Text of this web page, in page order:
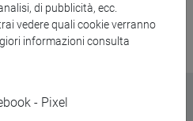
di pubblicità, ecc.
vedere quali cookie verranno
informazioni consulta
- Pixel